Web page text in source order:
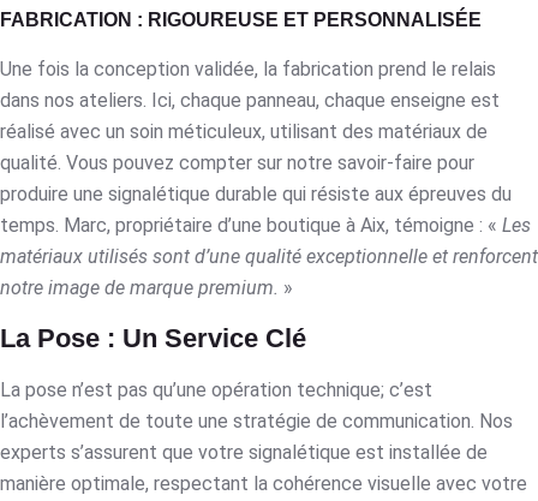
FABRICATION : RIGOUREUSE ET PERSONNALISÉE
Une fois la conception validée, la fabrication prend le relais
dans nos ateliers. Ici, chaque panneau, chaque enseigne est
réalisé avec un soin méticuleux, utilisant des matériaux de
qualité. Vous pouvez compter sur notre savoir-faire pour
produire une signalétique durable qui résiste aux épreuves du
temps. Marc, propriétaire d’une boutique à Aix, témoigne : « Les
matériaux utilisés sont d’une qualité exceptionnelle et renforcent
notre image de marque premium. »
La Pose : Un Service Clé
La pose n’est pas qu’une opération technique; c’est
l’achèvement de toute une stratégie de communication. Nos
experts s’assurent que votre signalétique est installée de
manière optimale, respectant la cohérence visuelle avec votre